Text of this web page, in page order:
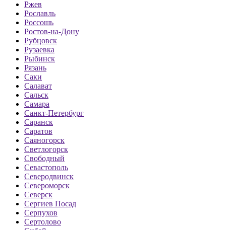
Ржев
Рославль
Россошь
Ростов-на-Дону
Рубцовск
Рузаевка
Рыбинск
Рязань
Саки
Салават
Сальск
Самара
Санкт-Петербург
Саранск
Саратов
Саяногорск
Светлогорск
Свободный
Севастополь
Северодвинск
Североморск
Северск
Сергиев Посад
Серпухов
Сертолово